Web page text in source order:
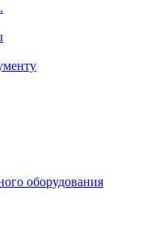
оборудования